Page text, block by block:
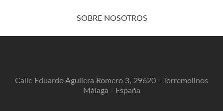
SOBRE NOSOTROS
Calle Eduardo Aguilera Romero 3, 29620 - Torremolinos
Málaga - España